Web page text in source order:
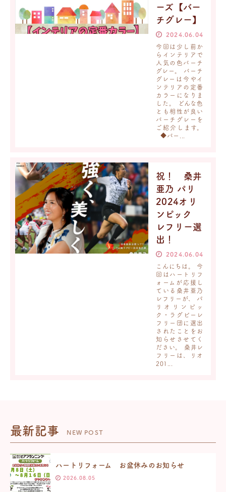
ーズ【バー
チグレー】
2024.06.04
今回は少し前か
らインテリアで
人気の色バーチ
グレー。 バーチ
グレーは今やイ
ンテリアの定番
カラーになりま
した。 どんな色
とも相性が良い
バーチグレーを
ご紹介します。
◆バー...
祝！ 桑井
亜乃 パリ
2024オリ
ンピック
レフリー選
出！
2024.06.04
こんにちは。 今
回はハートリフ
ォームが応援し
ている桑井亜乃
レフリーが、 パ
リオリンピッ
ク・ラグビーレ
フリー団に選出
されたことをお
知らせさせてく
ださい。 桑井レ
フリーは、リオ
201...
最新記事 NEW POST
ハートリフォーム お盆休みのお知らせ
2026.08.05